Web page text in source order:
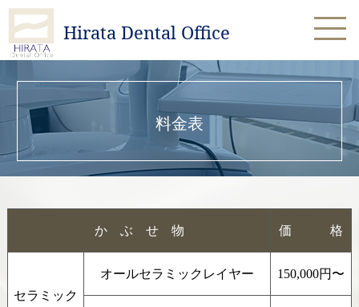
Hirata Dental Office
ご予約はお電話で受付けております
ご予約 01588-4-4322
〒098-1702 北海道紋別郡雄武町雄武1481
料金表
か ぶ せ 物 価 格
セラミック
オールセラミックレイヤー 150,000円〜